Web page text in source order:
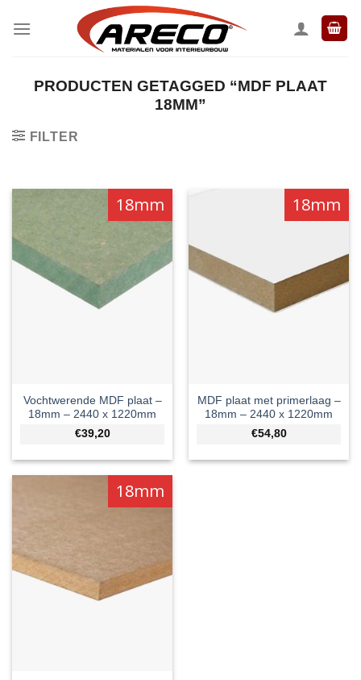
naar
PRODUCTEN GETAGGED “MDF PLAAT
18MM”
FILTER
18mm
Vochtwerende MDF plaat –
18mm – 2440 x 1220mm
€39,20
18mm
MDF plaat met primerlaag –
18mm – 2440 x 1220mm
€54,80
18mm